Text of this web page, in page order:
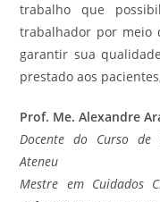
trabalho que
trabalhador por meio
garantir sua
prestado aos
Prof. Me. Alexandre
Docente do Curso de
Ateneu
Mestre em Cuidados